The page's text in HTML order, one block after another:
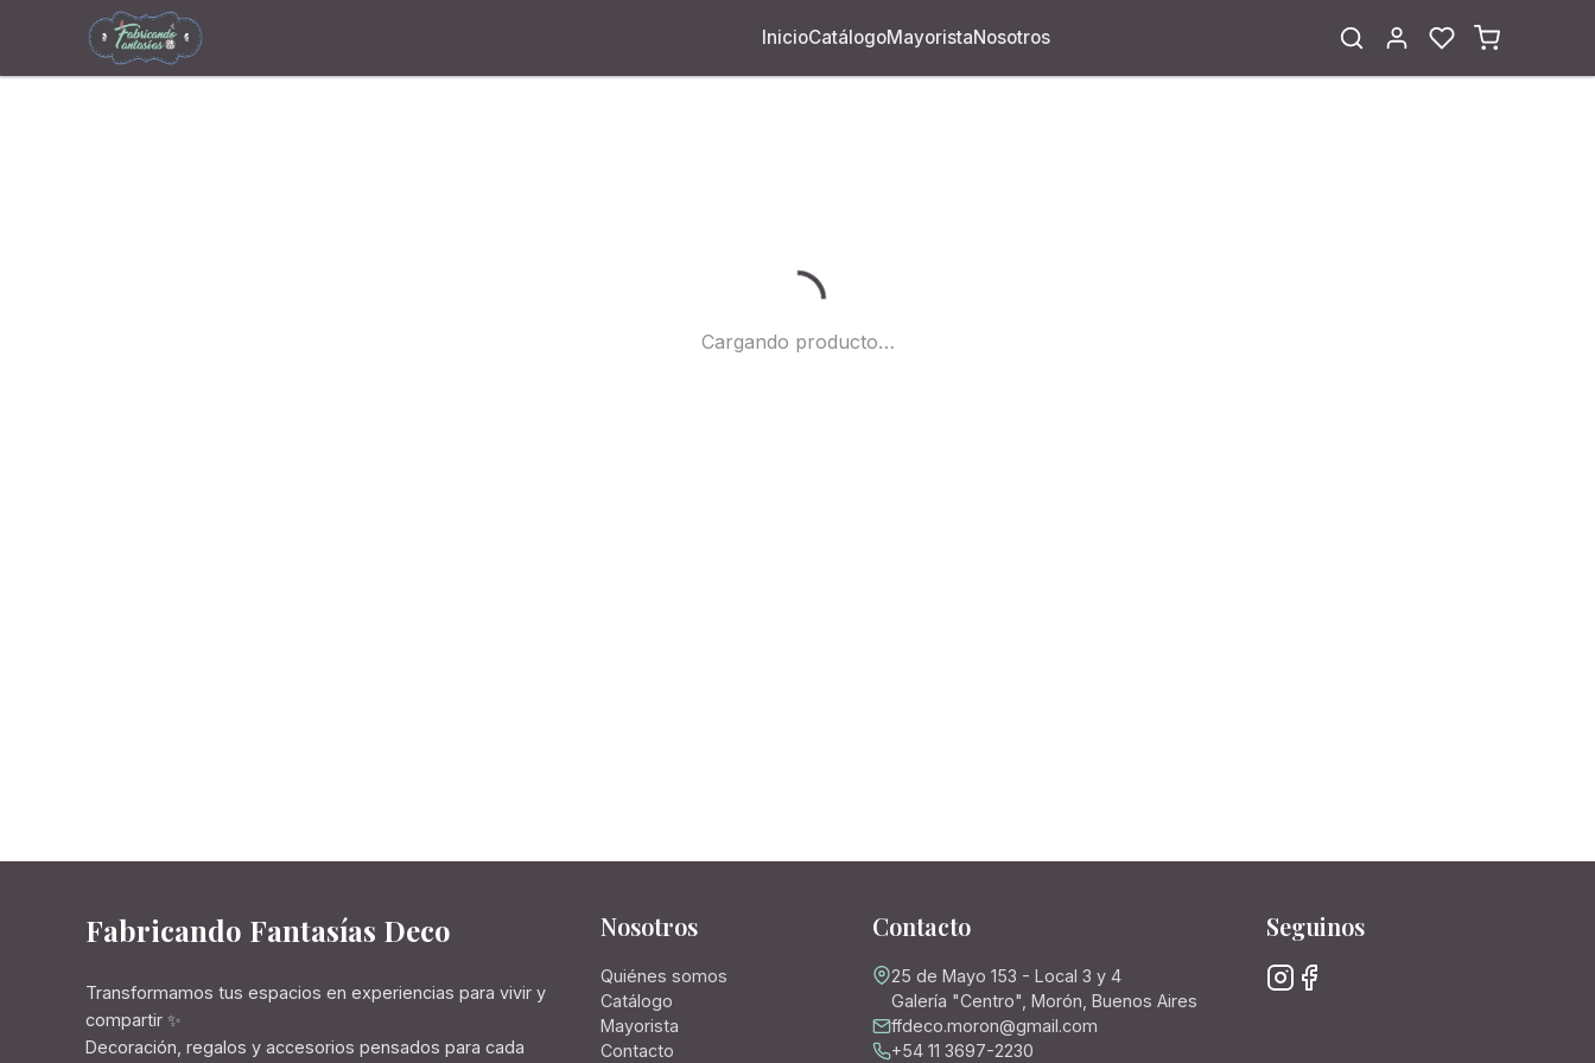
InicioCatálogoMayoristaNosotros
Cargando...
Cargando producto…
Fabricando Fantasías Deco
Transformamos tus espacios en experiencias para vivir y
compartir ✨
Decoración, regalos y accesorios pensados para cada
Nosotros
Quiénes somos
Catálogo
Mayorista
Contacto
Contacto
25 de Mayo 153 - Local 3 y 4
Galería "Centro", Morón, Buenos Aires
ffdeco.moron@gmail.com
+54 11 3697-2230
Seguinos